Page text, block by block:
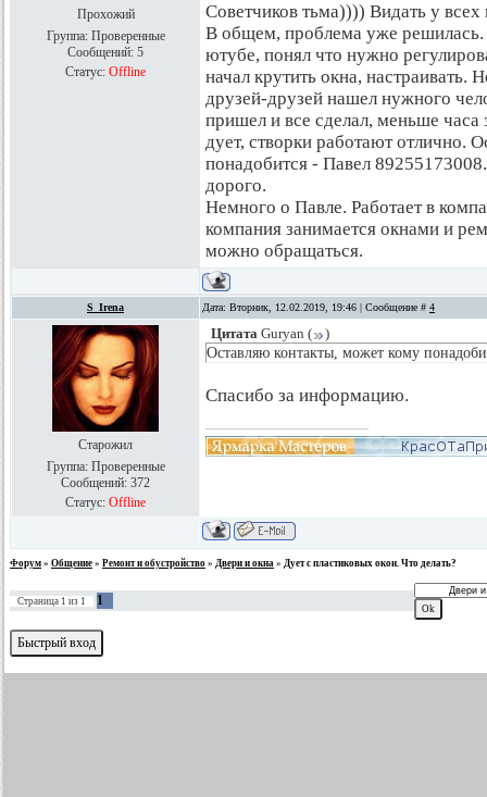
Прохожий
Группа: Проверенные
Сообщений: 5
Статус: Offline
Советчиков тьма)))) Видать у
В общем, проблема уже решилась.
ютубе, понял что нужно
начал крутить окна, настраивать.
друзей-друзей нашел нужного
пришел и все сделал, меньше часа
дует, створки работают отлично.
понадобится - Павел
дорого.
Немного о Павле. Работает в
компания занимается окнами и
можно обращаться.
S_Irena Дата: Вторник, 12.02.2019, 19:46 | Сообщение # 4
Старожил
Группа: Проверенные
Сообщений: 372
Статус: Offline
Цитата Guryan ( )
Оставляю контакты, может кому
Спасибо за информацию.
Форум » Общение » Ремонт и обустройство » Двери и окна » Дует с пластиковых окон. Что делать?
Страница 1 из 1 1